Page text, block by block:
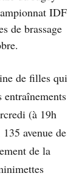
IDF
de brassage
de filles qui
entraînements
(à 19h
avenue de
de la